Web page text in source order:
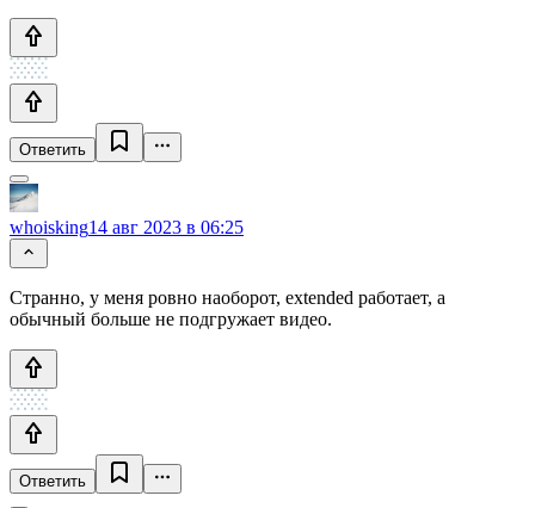
Ответить
whoisking14 авг 2023 в 06:25
Странно, у меня ровно наоборот, extended работает, а
обычный больше не подгружает видео.
Ответить